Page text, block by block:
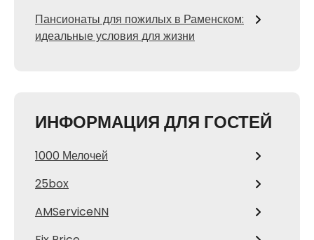
Пансионаты для пожилых в Раменском:
идеальные условия для жизни
ИНФОРМАЦИЯ ДЛЯ ГОСТЕЙ
1000 Мелочей
25box
AMServiceNN